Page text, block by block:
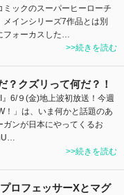
ックのスーパーヒーローチ
インシリーズ7作品とは別
フォーカスした…
>>続きを読む
？クズリって何だ？！
』6/９(金)地上波初放送！今週
！」は、いま何かと話題のあ
ンが日本にやってくるお
>>続きを読む
ロフェッサーXとマグ